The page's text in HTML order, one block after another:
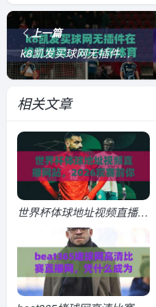
上一篇
k8凯发买球网无插件在线直播网：2026年体育迷必备的观赛神器
相关文章
世界杯体球地址视频直播网
站，2026观赛前你该知道
的几件事